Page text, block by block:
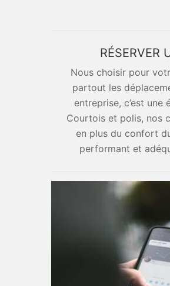
RÉSERVER
Nous choisir pour
partout les
entreprise, c’est
Courtois et polis, nos
en plus du confort
performant et